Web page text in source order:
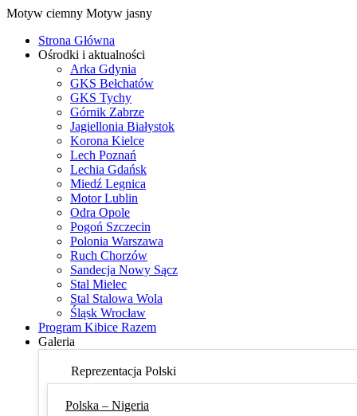
Motyw ciemny Motyw jasny
Strona Główna
Ośrodki i aktualności
Arka Gdynia
GKS Bełchatów
GKS Tychy
Górnik Zabrze
Jagiellonia Białystok
Korona Kielce
Lech Poznań
Lechia Gdańsk
Miedź Legnica
Motor Lublin
Odra Opole
Pogoń Szczecin
Polonia Warszawa
Ruch Chorzów
Sandecja Nowy Sącz
Stal Mielec
Stal Stalowa Wola
Śląsk Wrocław
Program Kibice Razem
Galeria
Reprezentacja Polski
Polska – Nigeria